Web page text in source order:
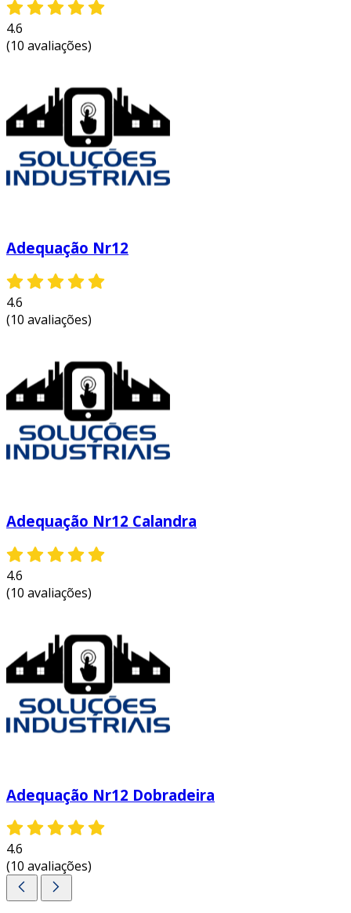
4.6
(10 avaliações)
Adequação Nr12
4.6
(10 avaliações)
Adequação Nr12 Calandra
4.6
(10 avaliações)
Adequação Nr12 Dobradeira
4.6
(10 avaliações)